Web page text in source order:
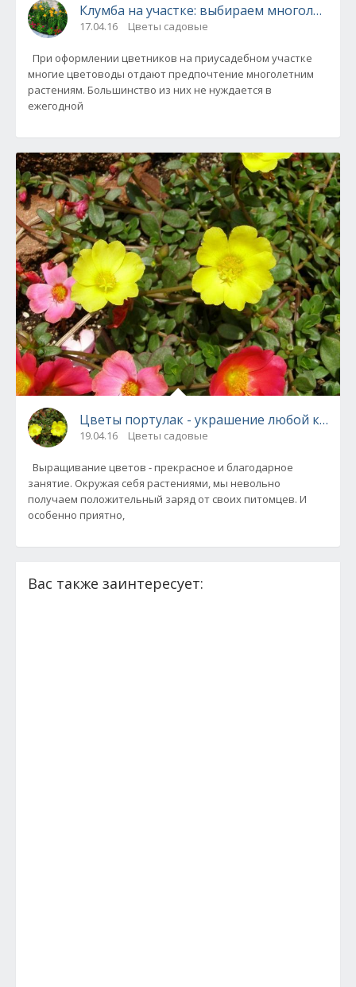
Клумба на участке: выбираем
17.04.16 Цветы садовые
При оформлении цветников на приусадебном участке
многие цветоводы отдают предпочтение многолетним
растениям. Большинство из них не нуждается в
ежегодной
Цветы портулак - украшение любой
19.04.16 Цветы садовые
Выращивание цветов - прекрасное и благодарное
занятие. Окружая себя растениями, мы невольно
получаем положительный заряд от своих питомцев. И
особенно приятно,
Вас также заинтересует: